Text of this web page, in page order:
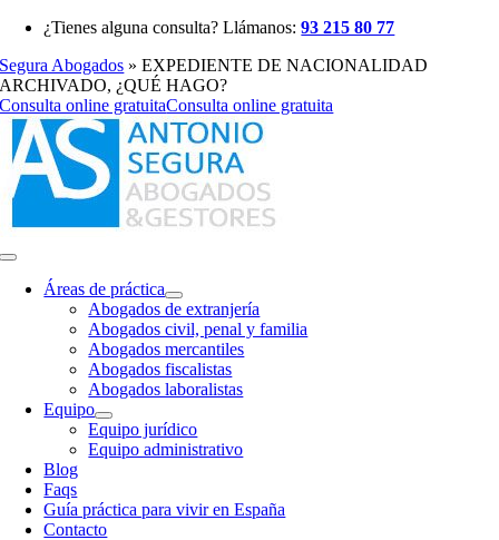
Saltar
contenido
¿Tienes alguna consulta? Llámanos:93 215 80 77
Segura Abogados »EXPEDIENTE DE NACIONALIDAD
ARCHIVADO, ¿QUÉ HAGO?
Consulta online gratuitaConsulta online gratuita
Toggle
NavigationÁreas de práctica
Abogados de extranjería
Abogados civil, penal y familia
Abogados mercantiles
Abogados fiscalistas
Abogados laboralistas
Equipo
Equipo jurídico
Equipo administrativo
Blog
Faqs
Guía práctica para vivir en España
Contacto